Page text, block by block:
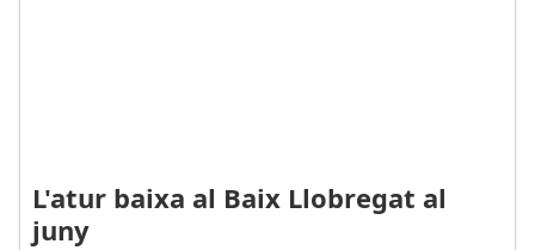
L'atur baixa al Baix Llobregat al
juny